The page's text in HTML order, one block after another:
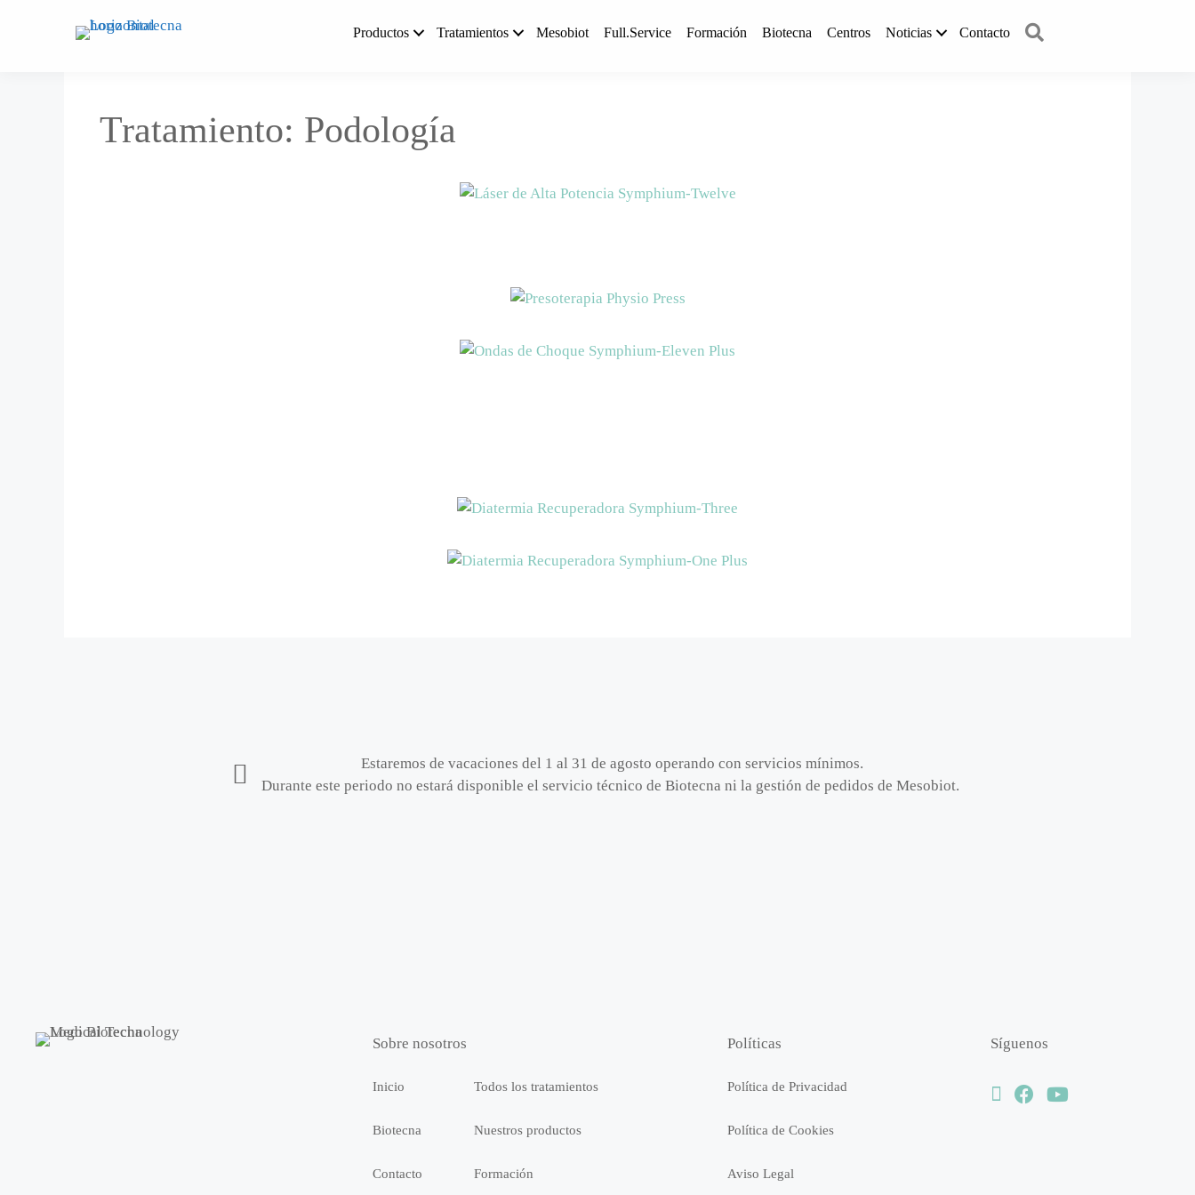
Productos Tratamientos Mesobiot Full.Service Formación Biotecna Centros Noticias Contacto
Tratamiento: Podología
Estaremos de vacaciones del 1 al 31 de agosto operando con servicios mínimos.
Durante este periodo no estará disponible el servicio técnico de Biotecna ni la gestión de pedidos de Mesobiot.
Sobre nosotros
Inicio
Biotecna
Contacto
Todos los tratamientos
Nuestros productos
Formación
Políticas
Política de Privacidad
Política de Cookies
Aviso Legal
Síguenos